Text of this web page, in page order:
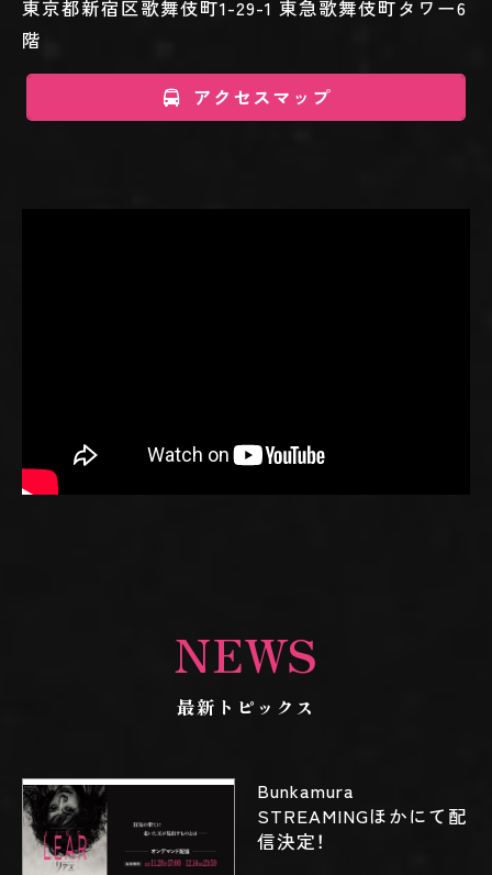
東京都新宿区歌舞伎町1-29-1 東急歌舞伎町タワー6
階
アクセスマップ
NEWS
最新トピックス
Bunkamura
STREAMINGほかにて配
信決定！